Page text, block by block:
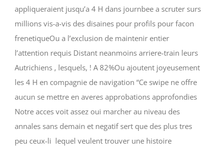
appliqueraient jusqu’a 4 H dans journbee a scruter surs
millions vis-a-vis des disaines pour profils pour facon
frenetiqueOu a l’exclusion de maintenir entier
l’attention requis Distant neanmoins arriere-train leurs
Autrichiens , lesquels, ! A 82%Ou ajoutent joyeusement
les 4 H en compagnie de navigation “Ce swipe ne offre
aucun se mettre en averes approbations approfondies
Notre acces voit assez oui marcher au niveau des
annales sans demain et negatif sert que des plus tres
peu ceux-li lequel veulent trouver une histoire